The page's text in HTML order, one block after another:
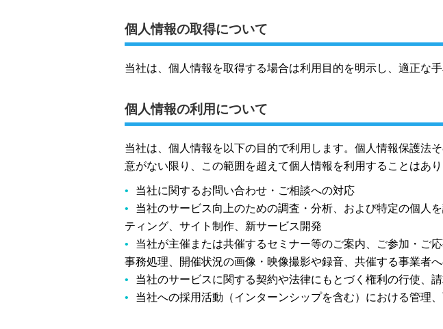
個人情報の取得について
当社は、個人情報を取得する場合は利用目的を明示し、適正な
個人情報の利用について
当社は、個人情報を以下の目的で利用します。個人情報保護法
意がない限り、この範囲を超えて個人情報を利用することはあり
当社に関するお問い合わせ・ご相談への対応
当社のサービス向上のための調査・分析、および特定の個人
ティング、サイト制作、新サービス開発
当社が主催または共催するセミナー等のご案内、ご参加・ご
事務処理、開催状況の画像・映像撮影や録音、共催する事業者
当社のサービスに関する契約や法律にもとづく権利の行使、
当社への採用活動（インターンシップを含む）における管理